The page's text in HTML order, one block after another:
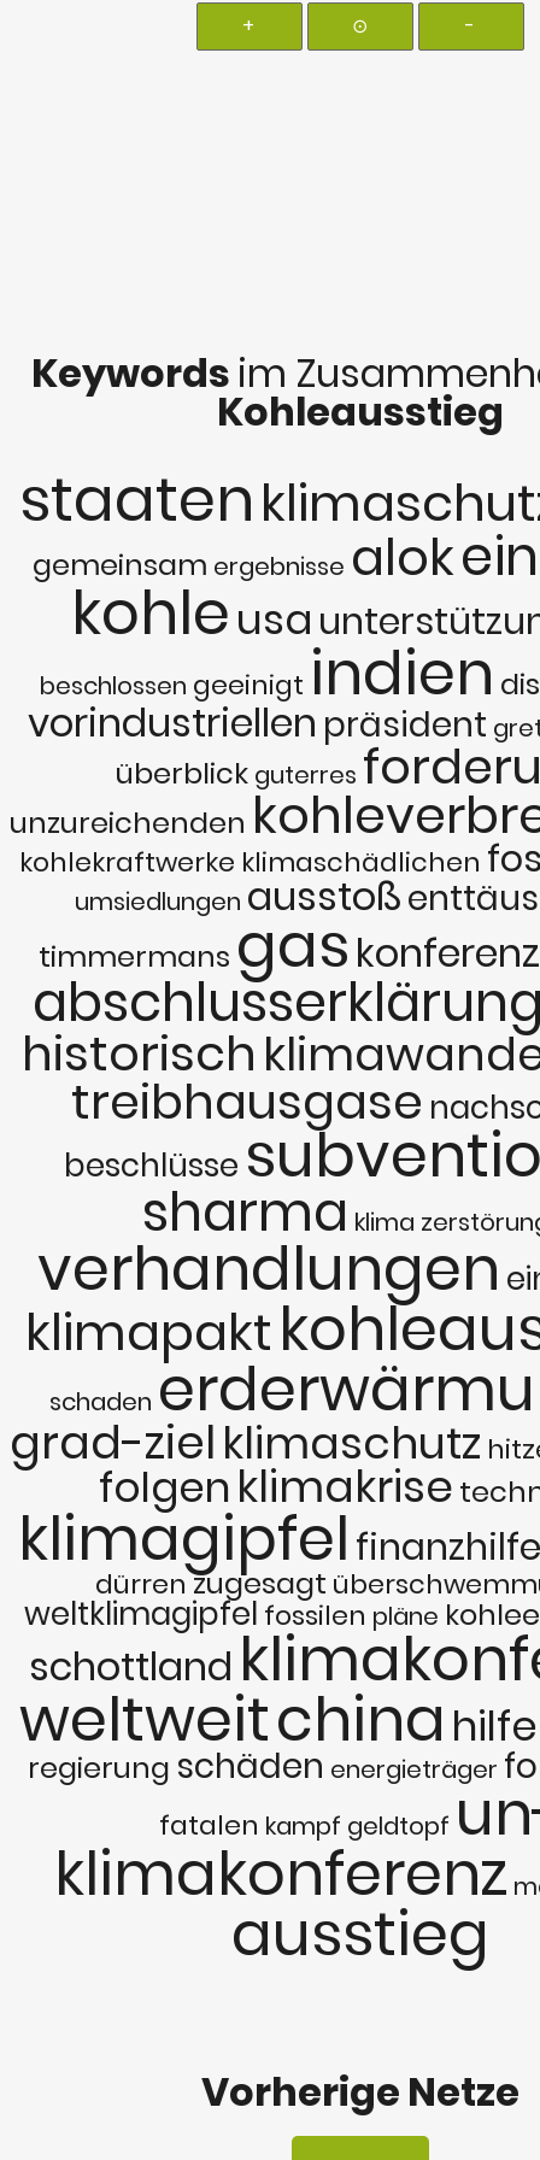
+ ⊙ -
Keywords im
Kohleausstieg
staaten
gemeinsam ergebnisse alok
kohleusa
beschlossen geeinigt indien
vorindustriellen präsident
überblick guterres
unzureichenden
kohlekraftwerke klimaschädlichen
umsiedlungen ausstoß
timmermans gas konferenz
historisch
treibhausgase
beschlüsse
sharma klima
verhandlungen
klimapakt
schaden
grad-zielklimaschutz
folgenklimakrise
klimagipfel
dürren zugesagt
weltklimagipfel fossilen pläne
schottland
weltweitchina
regierung schäden energieträger
fatalen kampf geldtopf
klimakonferenz
ausstieg
Vorherige Netze